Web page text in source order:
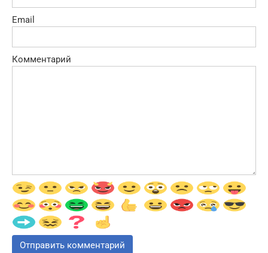
Email
Комментарий